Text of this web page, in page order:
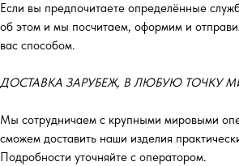
Если вы предпочитаете определённые
об этом и мы посчитаем, оформим и
вас способом.
ДОСТАВКА ЗАРУБЕЖ, В ЛЮБУЮ ТОЧКУ
Мы сотрудничаем с крупными мировыми
сможем доставить наши изделия
Подробности уточняйте с оператором.